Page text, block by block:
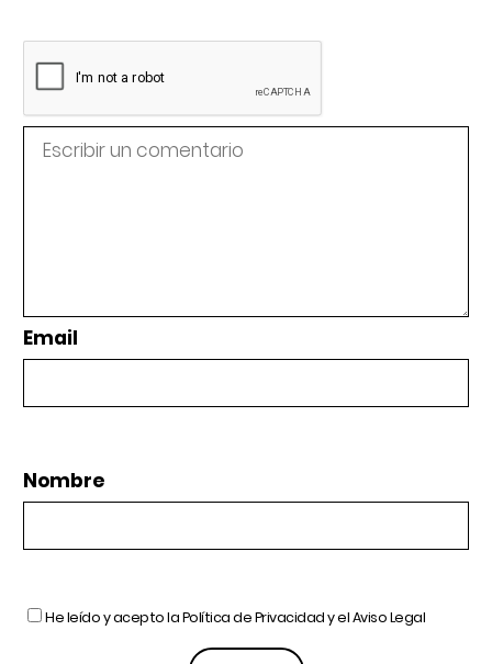
Email
Nombre
He leído y acepto laPolítica de Privacidady elAviso Legal